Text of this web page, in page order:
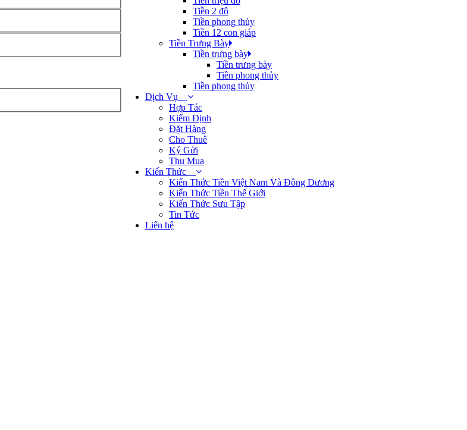
Tiền 2 đô
Tiền phong thủy
Tiền 12 con giáp
Tiền Trưng Bày
Tiền trưng bày
Tiền trưng bày
Tiền phong thủy
Tiền phong thủy
Dịch Vụ
Hợp Tác
Kiểm Định
Đặt Hàng
Cho Thuê
Ký Gửi
Thu Mua
Kiến Thức
Kiến Thức Tiền Việt Nam Và Đông Dương
Kiến Thức Tiền Thế Giới
Kiến Thức Sưu Tập
Tin Tức
Liên hệ